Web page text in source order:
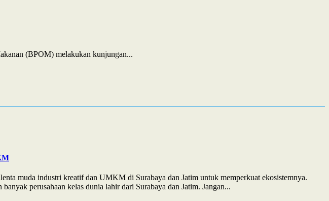
(BPOM) melakukan kunjungan...
muda industri kreatif dan UMKM di Surabaya dan Jatim untuk memperkuat ekosistemnya.
perusahaan kelas dunia lahir dari Surabaya dan Jatim. Jangan...